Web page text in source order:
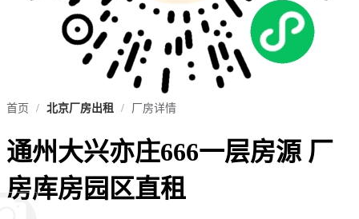
首页 / 北京厂房出租 / 厂房详情
通州大兴亦庄666一层房源 厂
房库房园区直租